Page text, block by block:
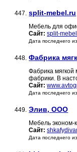
447. split-mebel.ru
Мебель для
Сайт: split-
Дата последнего
448. Фабрика
Фабрика мягкой
фабрики. В
Сайт:
Дата последнего
449. Элив, ООО
Мебель эконом-
Сайт:
Дата последнего